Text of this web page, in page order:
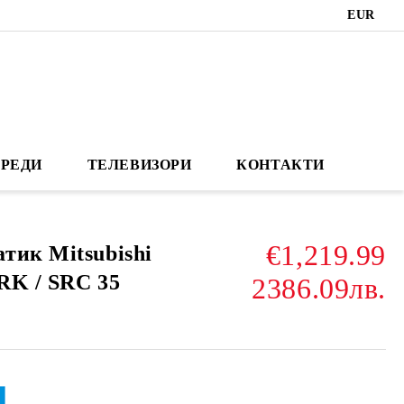
EUR
ТЕЛЕВИЗОРИ КОНТАКТИ
Mitsubishi
/ SRC 35
€1,219.99
2386.09лв.